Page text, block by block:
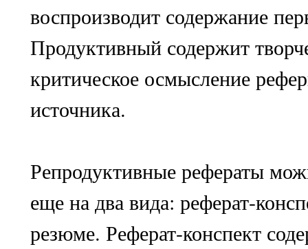
воспроизводит содержание
Продуктивный содержит
критическое осмысление
источника.
Репродуктивные рефераты
еще на два вида: реферат-
резюме. Реферат-конспект